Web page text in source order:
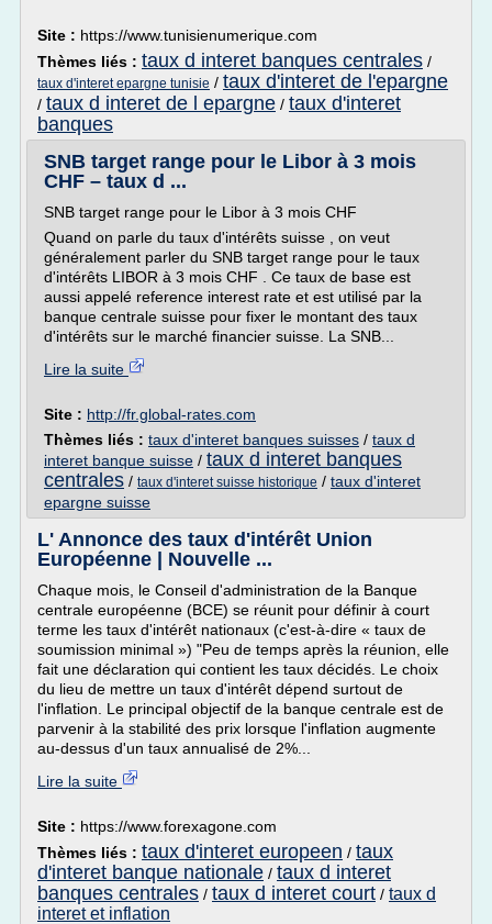
Site : https://www.tunisienumerique.com
Thèmes liés : taux d interet banques centrales /
taux d'interet epargne tunisie / taux d'interet de l'epargne
/ taux d interet de l epargne / taux d'interet
banques
SNB target range pour le Libor à 3 mois
CHF – taux d ...
SNB target range pour le Libor à 3 mois CHF
Quand on parle du taux d'intérêts suisse , on veut
généralement parler du SNB target range pour le taux
d'intérêts LIBOR à 3 mois CHF . Ce taux de base est
aussi appelé reference interest rate et est utilisé par la
banque centrale suisse pour fixer le montant des taux
d'intérêts sur le marché financier suisse. La SNB...
Lire la suite
Site : http://fr.global-rates.com
Thèmes liés : taux d'interet banques suisses / taux d
interet banque suisse / taux d interet banques
centrales / taux d'interet suisse historique / taux d'interet
epargne suisse
L' Annonce des taux d'intérêt Union
Européenne | Nouvelle ...
Chaque mois, le Conseil d'administration de la Banque
centrale européenne (BCE) se réunit pour définir à court
terme les taux d'intérêt nationaux (c'est-à-dire « taux de
soumission minimal ») "Peu de temps après la réunion, elle
fait une déclaration qui contient les taux décidés. Le choix
du lieu de mettre un taux d'intérêt dépend surtout de
l'inflation. Le principal objectif de la banque centrale est de
parvenir à la stabilité des prix lorsque l'inflation augmente
au-dessus d'un taux annualisé de 2%...
Lire la suite
Site : https://www.forexagone.com
Thèmes liés : taux d'interet europeen / taux
d'interet banque nationale / taux d interet
banques centrales / taux d interet court / taux d
interet et inflation